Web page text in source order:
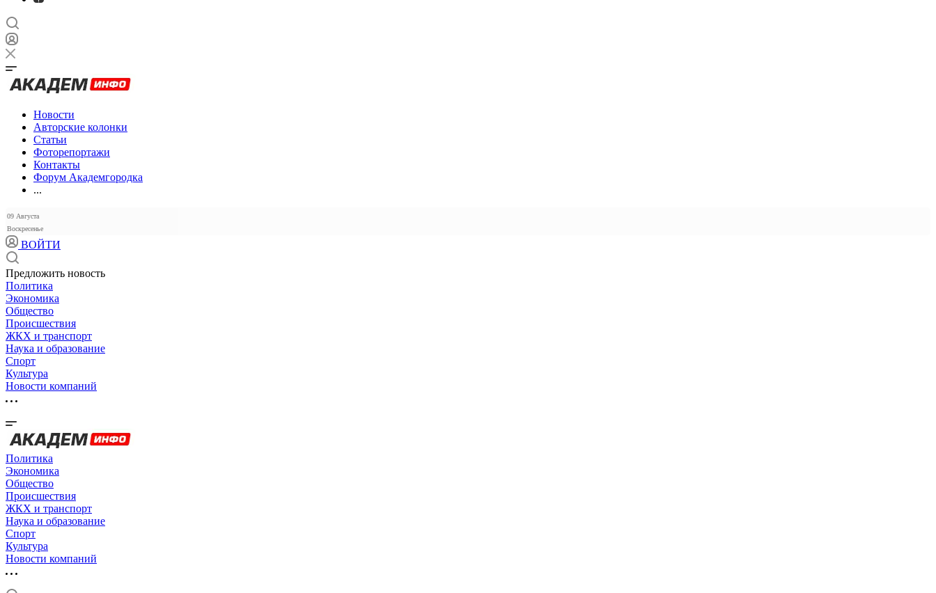
Новости
Авторские колонки
Статьи
Фоторепортажи
Контакты
Форум Академгородка
...
09 Августа
Воскресенье
ВОЙТИ
Предложить новость
Политика
Экономика
Общество
Происшествия
ЖКХ и транспорт
Наука и образование
Спорт
Культура
Новости компаний
Политика
Экономика
Общество
Происшествия
ЖКХ и транспорт
Наука и образование
Спорт
Культура
Новости компаний